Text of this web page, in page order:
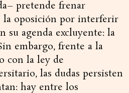
pretende frenar
oposición por interferir
su agenda excluyente: la
embargo, frente a la
con la ley de
las dudas persisten
hay entre los